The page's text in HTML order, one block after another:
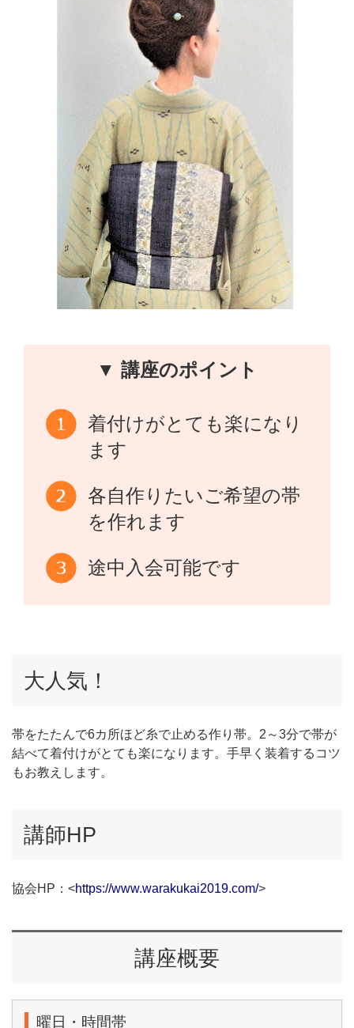
▼ 講座のポイント
着付けがとても楽になり
ます
各自作りたいご希望の帯
を作れます
途中入会可能です
大人気！
帯をたたんで6カ所ほど糸で止める作り帯。2～3分で帯が
結べて着付けがとても楽になります。手早く装着するコツ
もお教えします。
講師HP
協会HP：<https://www.warakukai2019.com/>
講座概要
曜日・時間帯